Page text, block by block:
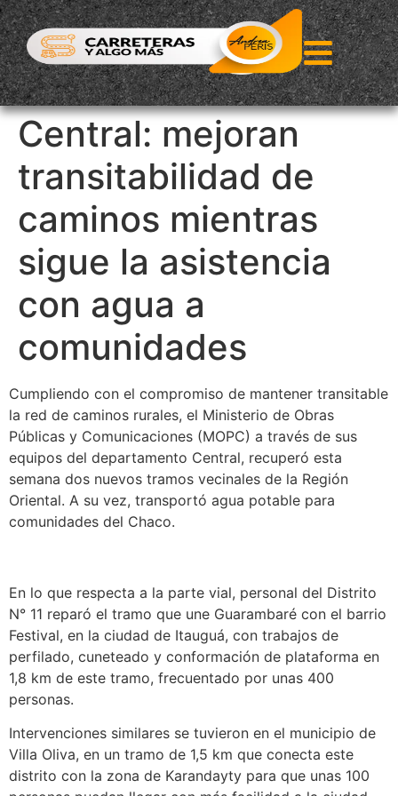
Central: mejoran
transitabilidad de
caminos mientras
sigue la asistencia
con agua a
comunidades
Cumpliendo con el compromiso de mantener transitable
la red de caminos rurales, el Ministerio de Obras
Públicas y Comunicaciones (MOPC) a través de sus
equipos del departamento Central, recuperó esta
semana dos nuevos tramos vecinales de la Región
Oriental. A su vez, transportó agua potable para
comunidades del Chaco.
En lo que respecta a la parte vial, personal del Distrito
N° 11 reparó el tramo que une Guarambaré con el barrio
Festival, en la ciudad de Itauguá, con trabajos de
perfilado, cuneteado y conformación de plataforma en
1,8 km de este tramo, frecuentado por unas 400
personas.
Intervenciones similares se tuvieron en el municipio de
Villa Oliva, en un tramo de 1,5 km que conecta este
distrito con la zona de Karandayty para que unas 100